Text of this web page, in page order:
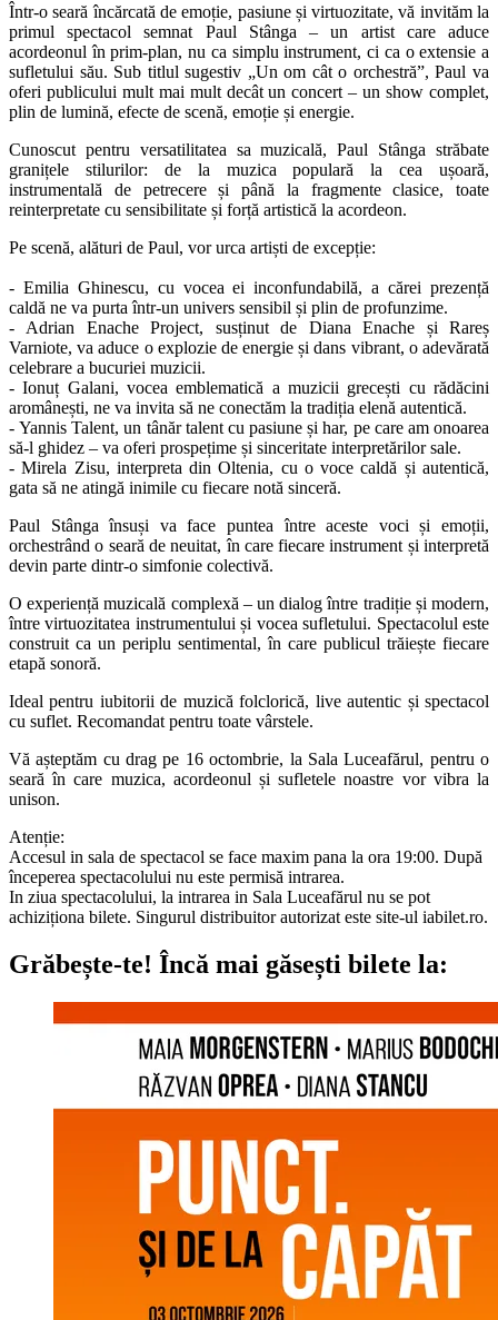
Într-o seară încărcată de emoție, pasiune și virtuozitate, vă invităm la
primul spectacol semnat Paul Stânga – un artist care aduce
acordeonul în prim-plan, nu ca simplu instrument, ci ca o extensie a
sufletului său. Sub titlul sugestiv „Un om cât o orchestră”, Paul va
oferi publicului mult mai mult decât un concert – un show complet,
plin de lumină, efecte de scenă, emoție și energie.
Cunoscut pentru versatilitatea sa muzicală, Paul Stânga străbate
granițele stilurilor: de la muzica populară la cea ușoară,
instrumentală de petrecere și până la fragmente clasice, toate
reinterpretate cu sensibilitate și forță artistică la acordeon.
Pe scenă, alături de Paul, vor urca artiști de excepție:
- Emilia Ghinescu, cu vocea ei inconfundabilă, a cărei prezență
caldă ne va purta într-un univers sensibil și plin de profunzime.
- Adrian Enache Project, susținut de Diana Enache și Rareș
Varniote, va aduce o explozie de energie și dans vibrant, o adevărată
celebrare a bucuriei muzicii.
- Ionuț Galani, vocea emblematică a muzicii grecești cu rădăcini
aromânești, ne va invita să ne conectăm la tradiția elenă autentică.
- Yannis Talent, un tânăr talent cu pasiune și har, pe care am onoarea
să-l ghidez – va oferi prospețime și sinceritate interpretărilor sale.
- Mirela Zisu, interpreta din Oltenia, cu o voce caldă și autentică,
gata să ne atingă inimile cu fiecare notă sinceră.
Paul Stânga însuși va face puntea între aceste voci și emoții,
orchestrând o seară de neuitat, în care fiecare instrument și interpretă
devin parte dintr-o simfonie colectivă.
O experiență muzicală complexă – un dialog între tradiție și modern,
între virtuozitatea instrumentului și vocea sufletului. Spectacolul este
construit ca un periplu sentimental, în care publicul trăiește fiecare
etapă sonoră.
Ideal pentru iubitorii de muzică folclorică, live autentic și spectacol
cu suflet. Recomandat pentru toate vârstele.
Vă așteptăm cu drag pe 16 octombrie, la Sala Luceafărul, pentru o
seară în care muzica, acordeonul și sufletele noastre vor vibra la
unison.
Atenție:
Accesul in sala de spectacol se face maxim pana la ora 19:00. După
începerea spectacolului nu este permisă intrarea.
In ziua spectacolului, la intrarea in Sala Luceafărul nu se pot
achiziționa bilete. Singurul distribuitor autorizat este site-ul iabilet.ro.
Grăbește-te! Încă mai găsești bilete la: